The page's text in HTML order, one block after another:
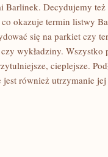
Barlinek. Decydujemy
okazuje termin listwy
się na parkiet czy
wykładziny.
cieplejsze.
również utrzymanie